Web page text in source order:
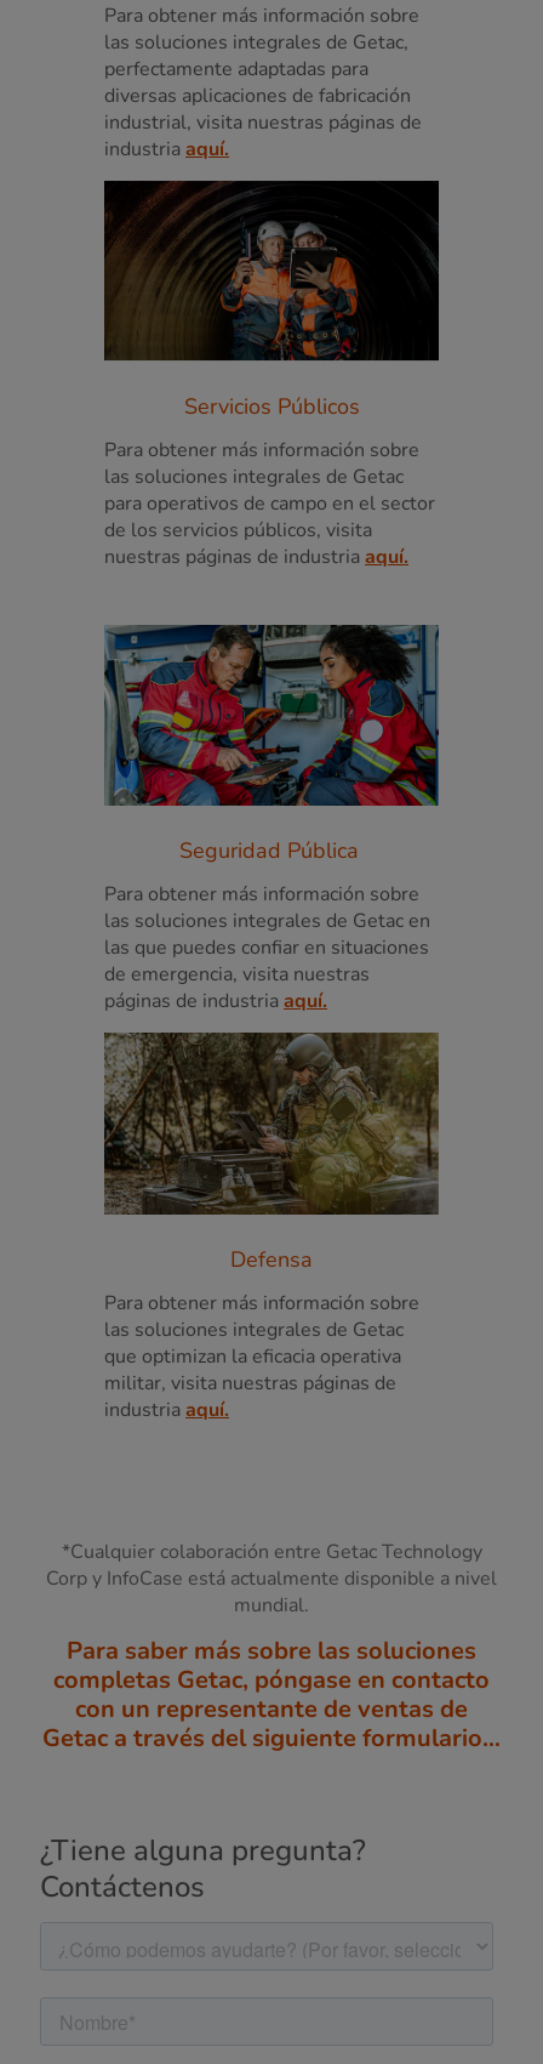
Para obtener más información sobre
las soluciones integrales de Getac,
perfectamente adaptadas para
diversas aplicaciones de fabricación
industrial, visita nuestras páginas de
industriaaquí.
Servicios Públicos
Para obtener más información sobre
las soluciones integrales de Getac
para operativos de campo en el sector
de los servicios públicos, visita
nuestras páginas de industriaaquí.
Seguridad Pública
Para obtener más información sobre
las soluciones integrales de Getac en
las que puedes confiar en situaciones
de emergencia, visita nuestras
páginas de industriaaquí.
Defensa
Para obtener más información sobre
las soluciones integrales de Getac
que optimizan la eficacia operativa
militar, visita nuestras páginas de
industriaaquí.
*Cualquier colaboración entre Getac Technology
Corp y InfoCase está actualmente disponible a nivel
mundial.
Para saber más sobre las soluciones
completas Getac, póngase en contacto
con un representante de ventas de
Getac a través del siguiente formulario…
¿Tiene alguna pregunta?
Contáctenos